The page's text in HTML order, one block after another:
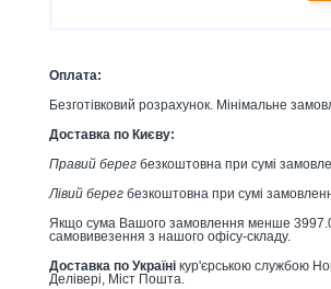
Оплата:
Безготівковий розрахунок. Мінімальне
Доставка по Києву:
Правий берег безкоштовна при сумі
Лівий берег безкоштовна при сумі
Якщо сума Вашого замовлення менше
самовивезення з нашого офісу-складу.
Доставка по Україні кур'єрською службою
Делівері, Міст Пошта.